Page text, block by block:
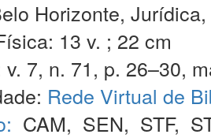
Horizonte,
13 v. ; 22 cm
7, n. 71, p. 26–30,
Rede Virtual de
CAM, SEN, STF,